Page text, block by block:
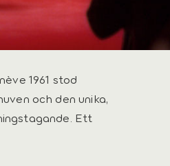
1961 stod
och den unika,
Ett